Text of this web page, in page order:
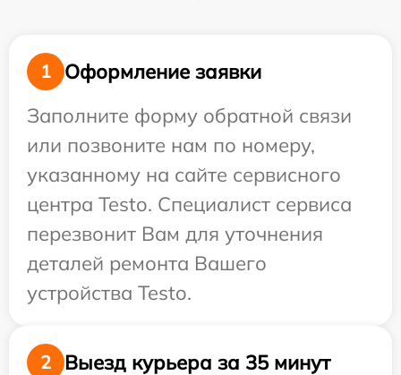
1
Оформление заявки
Заполните форму обратной связи
или позвоните нам по номеру,
указанному на сайте сервисного
центра Testo. Специалист сервиса
перезвонит Вам для уточнения
деталей ремонта Вашего
устройства Testo.
2 Выезд курьера за 35 минут